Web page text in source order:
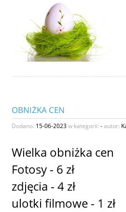
OBNIŻKA CEN
Dodano: 15-06-2023w kategorii: -autor:
Wielka obniżka cen
Fotosy - 6 zł
zdjęcia - 4 zł
ulotki filmowe - 1 zł